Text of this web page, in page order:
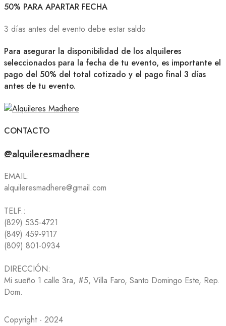
50% PARA APARTAR FECHA
3 días antes del evento debe estar saldo
Para asegurar la disponibilidad de los alquileres
seleccionados para la fecha de tu evento, es importante el
pago del 50% del total cotizado y el pago final 3 días
antes de tu evento.
CONTACTO
@alquileresmadhere
EMAIL:
alquileresmadhere@gmail.com
TELF.:
(829) 535-4721
(849) 459-9117
(809) 801-0934
DIRECCIÓN:
Mi sueño 1 calle 3ra, #5, Villa Faro, Santo Domingo Este, Rep.
Dom.
Copyright - 2024